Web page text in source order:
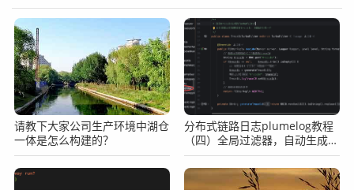
ser) {
		userHolder.set(loginUser);
	}
	public static UserDTO getUser() {
		return userHolder.get();
	}
}
4）接着我们创建一个加载类，用来解析用户信息
请教下大家公司生产环境中湖仓
一体是怎么构建的？
分布式链路日志plumelog教程
（四）全局过滤器，自动生成
traceid